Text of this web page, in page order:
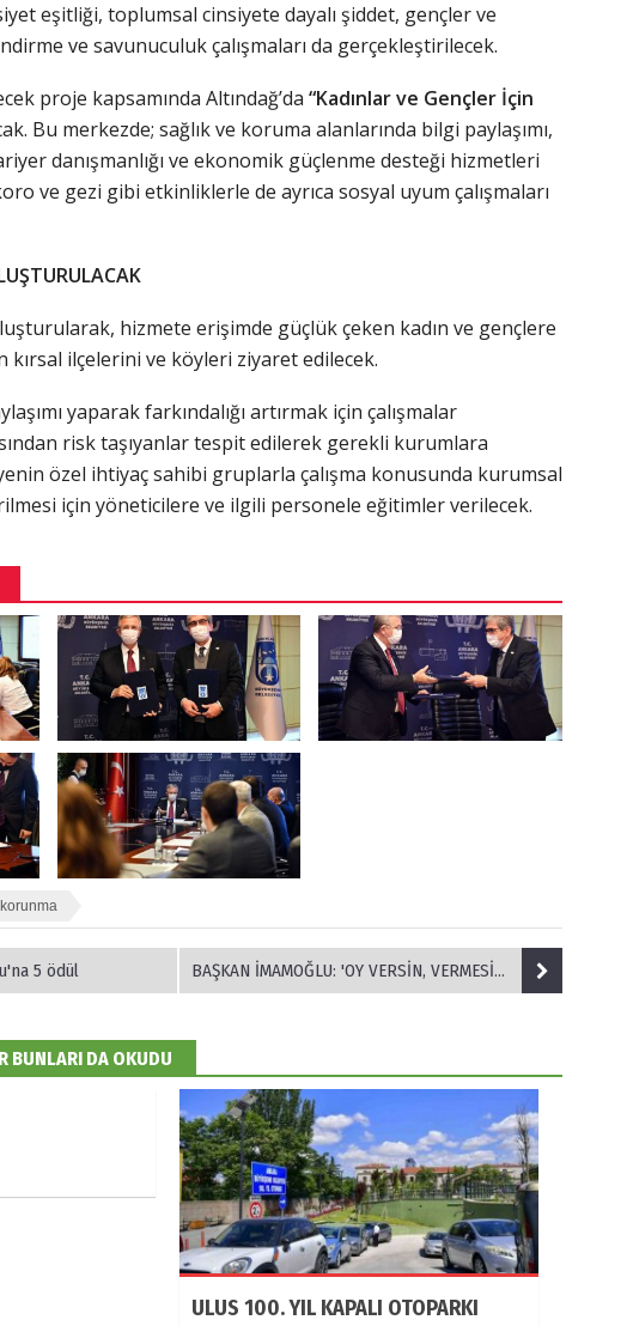
eşitliği, toplumsal cinsiyete dayalı şiddet, gençler ve
ve savunuculuk çalışmaları da gerçekleştirilecek.
proje kapsamında Altındağ’da “Kadınlar ve Gençler İçin
Bu merkezde; sağlık ve koruma alanlarında bilgi paylaşımı,
danışmanlığı ve ekonomik güçlenme desteği hizmetleri
ve gezi gibi etkinliklerle de ayrıca sosyal uyum çalışmaları
hizmete erişimde güçlük çeken kadın ve gençlere
kırsal ilçelerini ve köyleri ziyaret edilecek.
yaparak farkındalığı artırmak için çalışmalar
risk taşıyanlar tespit edilerek gerekli kurumlara
özel ihtiyaç sahibi gruplarla çalışma konusunda kurumsal
için yöneticilere ve ilgili personele eğitimler verilecek.
5 ödül BAŞKAN İMAMOĞLU: 'OY VERSİN, VERMESİN VATANDAŞLA İLİŞKİMİZ DEĞİŞMEYECEK'
BUNLARI DA OKUDU
ULUS 100. YIL KAPALI OTOPARKI